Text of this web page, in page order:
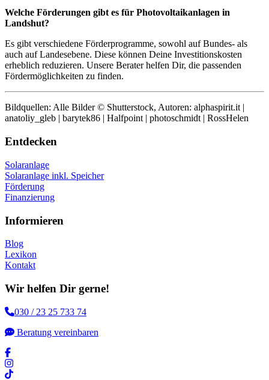
Welche Förderungen gibt es für Photovoltaikanlagen in
Landshut?
Es gibt verschiedene Förderprogramme, sowohl auf Bundes- als
auch auf Landesebene. Diese können Deine Investitionskosten
erheblich reduzieren. Unsere Berater helfen Dir, die passenden
Fördermöglichkeiten zu finden.
Bildquellen: Alle Bilder © Shutterstock, Autoren: alphaspirit.it |
anatoliy_gleb | barytek86 | Halfpoint | photoschmidt | RossHelen
Entdecken
Solaranlage
Solaranlage inkl. Speicher
Förderung
Finanzierung
Informieren
Blog
Lexikon
Kontakt
Wir helfen Dir gerne!
030 / 23 25 733 74
Beratung vereinbaren